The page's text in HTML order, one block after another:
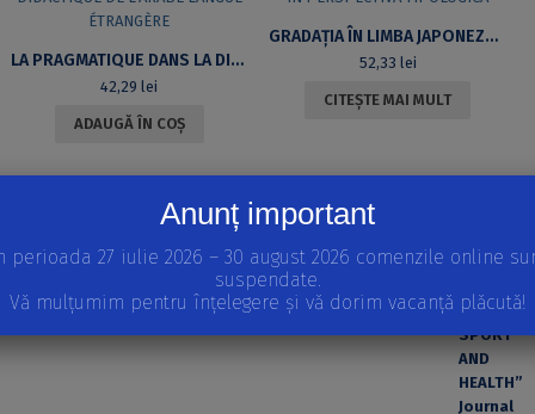
LA PRAGMATIQUE DANS LA DIDACTIQUE DE L’ARABE LANGUE ÉTRANGÈRE
42,29lei
ADAUGĂ ÎN COȘ
GRADAȚIA ÎN LIMBA JAPONEZĂ ÎN PERSPECTIVĂ TIPOLOGICĂ
52,33 lei
CITEȘTE MAI MULT
INTERNATIONAL SCIENTIFIC CONFERENCE “EDUCATION,
Anunț important
perioada 27 iulie 2026 – 30 august 2026 comenzile online
suspendate.
Vă mulțumim pentru înțelegere și vă dorim vacanță plăcută!